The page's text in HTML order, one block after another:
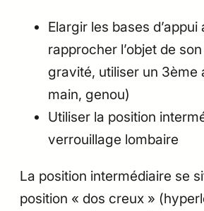
Elargir les bases d’appui
rapprocher l’objet de
gravité, utiliser un 3ème
main, genou)
Utiliser la position
verrouillage lombaire
La position intermédiaire se
position « dos creux »